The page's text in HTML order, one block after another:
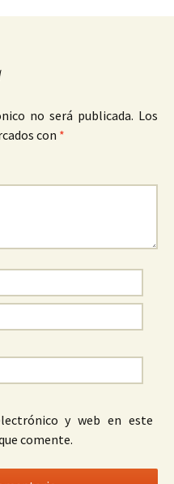
no será publicada. Los
con *
y web en este
comente.